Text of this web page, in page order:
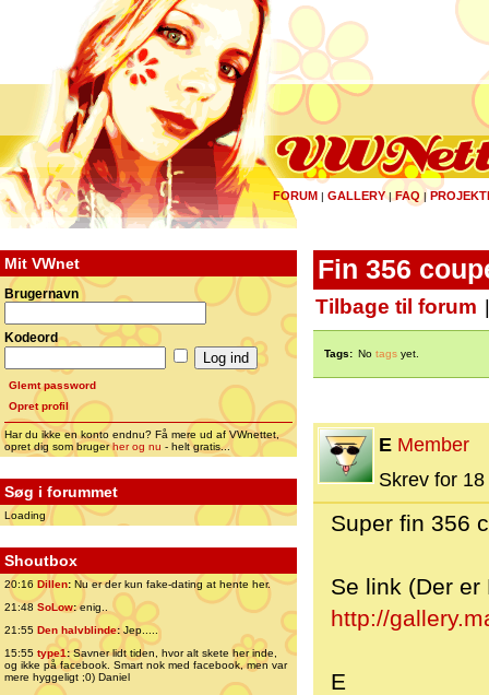
FORUM | GALLERY|FAQ |
Mit VWnet
Brugernavn
Kodeord
Glemt password
Opret profil
Har du ikke en konto endnu? Få mere ud af VWnettet,
opret dig som brugerher og nu - helt gratis...
Søg i forummet
Loading
Shoutbox
20:16 Dillen: Nu er der kun fake-dating at hente her.
21:48 SoLow:enig..
21:55 Den halvblinde:Jep.....
15:55 type1:Savner lidt tiden, hvor alt skete her inde,
og ikke på facebook. Smart nok med facebook, men var
mere hyggeligt ;0) Daniel
Fin 356
Tilbage til forum
Tags: No tags yet.
E Member
Skrev for
Super fin 356
Se link (Der er
http://
E